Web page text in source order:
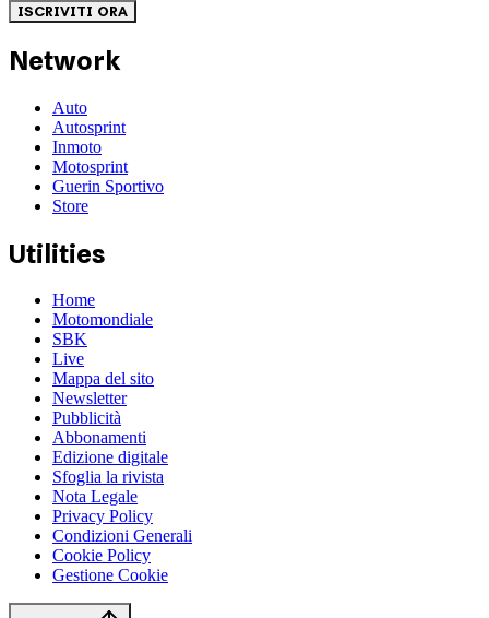
ISCRIVITI ORA
Network
Auto
Autosprint
Inmoto
Motosprint
Guerin Sportivo
Store
Utilities
Home
Motomondiale
SBK
Live
Mappa del sito
Newsletter
Pubblicità
Abbonamenti
Edizione digitale
Sfoglia la rivista
Nota Legale
Privacy Policy
Condizioni Generali
Cookie Policy
Gestione Cookie